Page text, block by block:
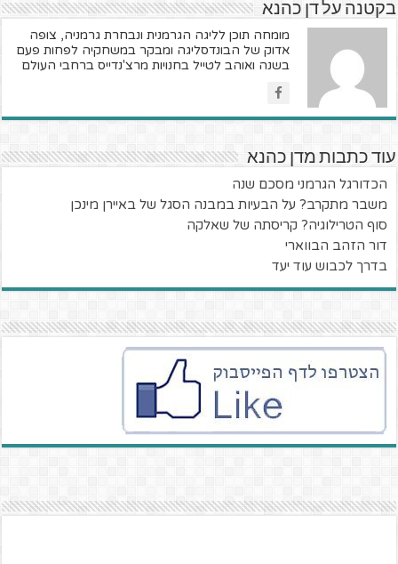
בקטנה על דן כהנא
מומחה תוכן לליגה הגרמנית ונבחרת גרמניה, צופה
אדוק של הבונדסליגה ומבקר במשחקיה לפחות פעם
בשנה ואוהב לטייל בחנויות מרצ'נדייס ברחבי העולם
עוד כתבות מדן כהנא
הכדורגל הגרמני מסכם שנה
משבר מתקרב? על הבעיות במבנה הסגל של באיירן מינכן
סוף הטרילוגיה? קריסתה של שאלקה
דור הזהב הבווארי
בדרך לכבוש עוד יעד